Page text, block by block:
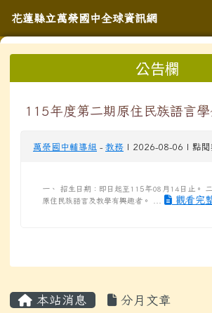
花蓮縣立萬榮國中全球
導覽列
花蓮縣立萬榮國中全球資訊網
公告欄
115年度第二期原住民族語言
萬榮國中輔導組 - 教務 | 2026-08-06 | 點閱
一、 招生日期：即日起至115年08月14日止。
原住民族語言及教學有興趣者。 ...
觀看完
本站消息 分月文章
頁尾區域